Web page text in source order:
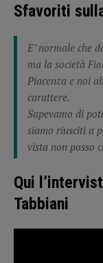
Sfavoriti
E’ normale che
ma la società
Piacenza e noi
carattere.
Sapevamo di
siamo riusciti a
vista non posso
Qui
Tabbiani